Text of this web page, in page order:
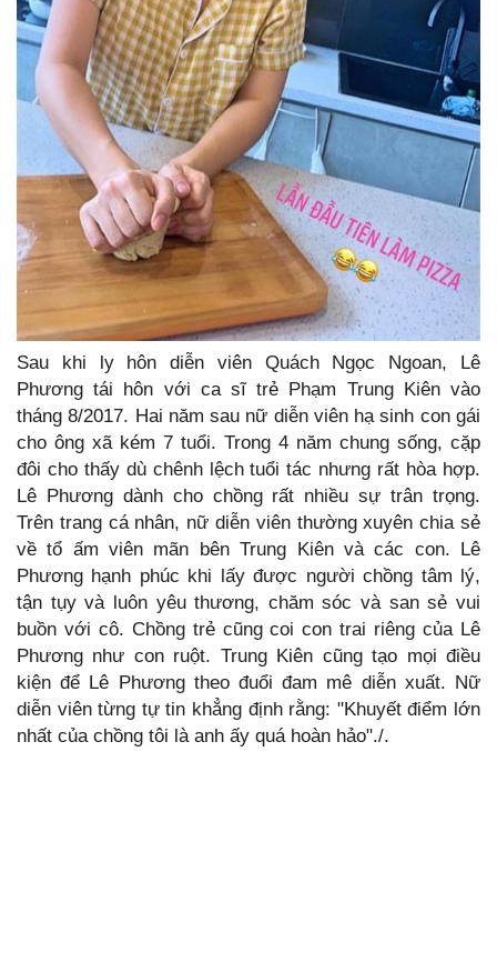
Sau khi ly hôn diễn viên Quách Ngọc Ngoan, Lê
Phương tái hôn với ca sĩ trẻ Phạm Trung Kiên vào
tháng 8/2017. Hai năm sau nữ diễn viên hạ sinh con gái
cho ông xã kém 7 tuổi. Trong 4 năm chung sống, cặp
đôi cho thấy dù chênh lệch tuổi tác nhưng rất hòa hợp.
Lê Phương dành cho chồng rất nhiều sự trân trọng.
Trên trang cá nhân, nữ diễn viên thường xuyên chia sẻ
về tổ ấm viên mãn bên Trung Kiên và các con. Lê
Phương hạnh phúc khi lấy được người chồng tâm lý,
tận tụy và luôn yêu thương, chăm sóc và san sẻ vui
buồn với cô. Chồng trẻ cũng coi con trai riêng của Lê
Phương như con ruột. Trung Kiên cũng tạo mọi điều
kiện để Lê Phương theo đuổi đam mê diễn xuất. Nữ
diễn viên từng tự tin khẳng định rằng: "Khuyết điểm lớn
nhất của chồng tôi là anh ấy quá hoàn hảo"./.